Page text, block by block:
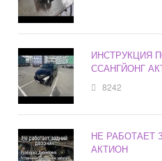
ИНСТРУКЦИЯ
ССАНГЙОНГ
8242
НЕ РАБОТАЕТ
АКТИОН